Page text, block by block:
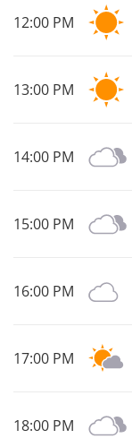
12:00 PM
13:00 PM
14:00 PM
15:00 PM
16:00 PM
17:00 PM
18:00 PM